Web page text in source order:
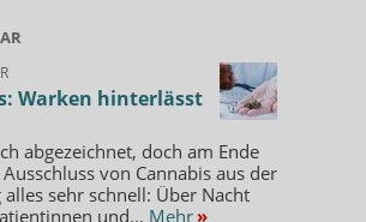
Warken hinterlässt
abgezeichnet, doch am Ende
von Cannabis aus der
alles sehr schnell: Über Nacht
und... Mehr »